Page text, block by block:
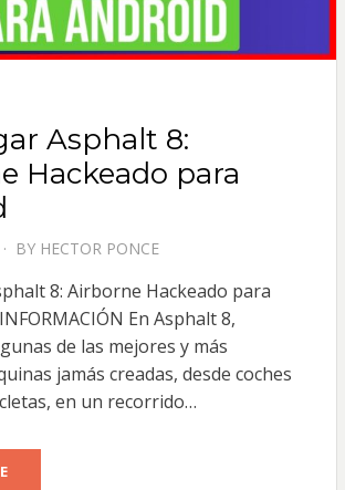
Asphalt 8:
Hackeado para
BY HECTOR PONCE
8: Airborne Hackeado para
En Asphalt 8,
de las mejores y más
jamás creadas, desde coches
en un recorrido…